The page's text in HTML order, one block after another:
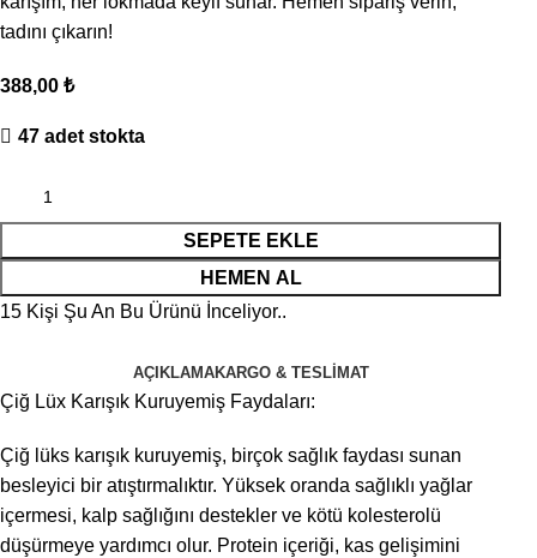
tadını çıkarın!
388,00₺
47 adet stokta
SEPETE EKLE
HEMEN AL
15 Kişi Şu An Bu Ürünü İnceliyor..
AÇIKLAMAKARGO & TESLIMAT
Çiğ Lüx Karışık Kuruyemiş Faydaları:
Çiğ lüks karışık kuruyemiş, birçok sağlık faydası sunan
besleyici bir atıştırmalıktır. Yüksek oranda sağlıklı yağlar
içermesi, kalp sağlığını destekler ve kötü kolesterolü
düşürmeye yardımcı olur. Protein içeriği, kas gelişimini